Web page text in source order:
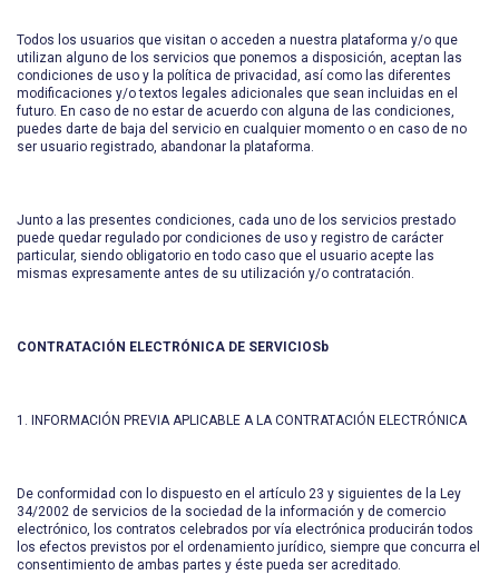
Todos los usuarios que visitan o acceden a nuestra plataforma y/o que
utilizan alguno de los servicios que ponemos a disposición, aceptan las
condiciones de uso y la política de privacidad, así como las diferentes
modificaciones y/o textos legales adicionales que sean incluidas en el
futuro. En caso de no estar de acuerdo con alguna de las condiciones,
puedes darte de baja del servicio en cualquier momento o en caso de no
ser usuario registrado, abandonar la plataforma.
Junto a las presentes condiciones, cada uno de los servicios prestado
puede quedar regulado por condiciones de uso y registro de carácter
particular, siendo obligatorio en todo caso que el usuario acepte las
mismas expresamente antes de su utilización y/o contratación.
CONTRATACIÓN ELECTRÓNICA DE SERVICIOSb
1. INFORMACIÓN PREVIA APLICABLE A LA CONTRATACIÓN ELECTRÓNICA
De conformidad con lo dispuesto en el artículo 23 y siguientes de la Ley
34/2002 de servicios de la sociedad de la información y de comercio
electrónico, los contratos celebrados por vía electrónica producirán todos
los efectos previstos por el ordenamiento jurídico, siempre que concurra el
consentimiento de ambas partes y éste pueda ser acreditado.